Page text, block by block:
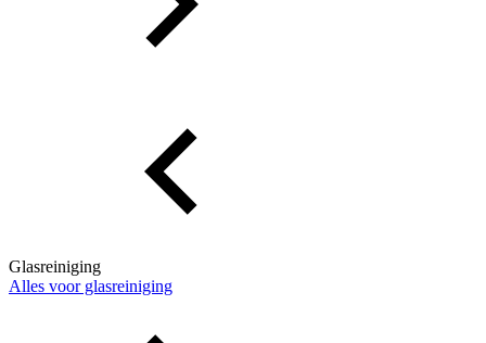
Glasreiniging
Alles voor glasreiniging